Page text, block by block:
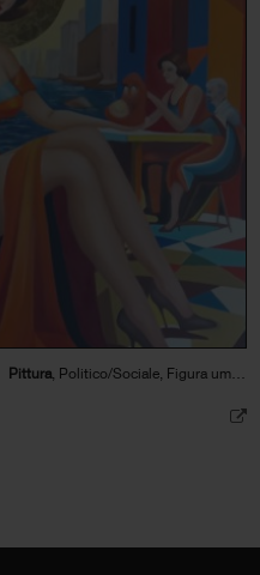
Pittura, Politico/Sociale, Figura umana, Bellezza